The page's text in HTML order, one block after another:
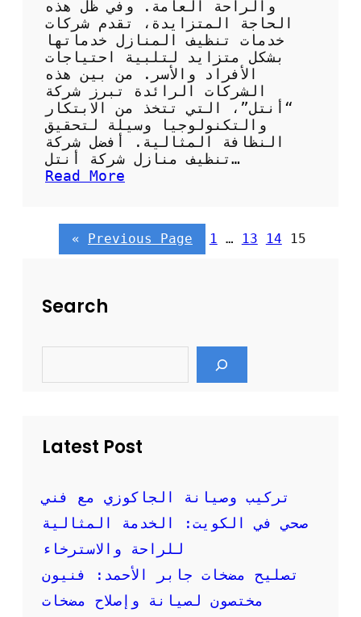
ش
ر
ك
ة
ن
ت
ل
والراحة العامة. وفي ظل هذه
الحاجة المتزايدة، تقدم شركات
خدمات تنظيف المنازل خدماتها
بشكل متزايد لتلبية احتياجات
الأفراد والأسر. من بين هذه
الشركات الرائدة تبرز شركة
“أنتل”، التي تتخذ من الابتكار
والتكنولوجيا وسيلة لتحقيق
النظافة المثالية. أفضل شركة
تنظيف منازل شركة أنتل…
Read More
ض
ل
ش
ن
ي
ا
و
ه
م
خ
د
م
« Previous Page 1 … 13 14 15
Search
Latest Post
تركيب وصيانة الجاكوزي مع فني
صحي في الكويت: الخدمة المثالية
للراحة والاسترخاء
تصليح مضخات جابر الأحمد: فنيون
مختصون لصيانة وإصلاح مضخات